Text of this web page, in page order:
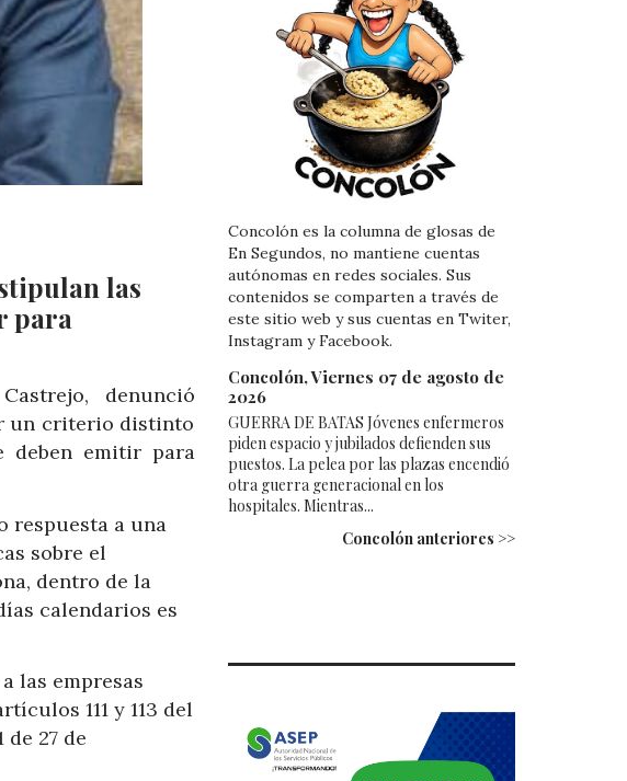
las
para
denunció
un criterio distinto
deben emitir para
respuesta a una
sobre el
dentro de la
calendarios es
las empresas
111 y 113 del
27 de
Concolón es la columna de glosas de
En Segundos, no mantiene cuentas
autónomas en redes sociales. Sus
contenidos se comparten a través de
este sitio web y sus cuentas en Twiter,
Instagram y Facebook.
Concolón, Viernes 07 de agosto de
2026
GUERRA DE BATAS Jóvenes enfermeros
piden espacio y jubilados defienden sus
puestos. La pelea por las plazas encendió
otra guerra generacional en los
hospitales. Mientras...
Concolón anteriores >>